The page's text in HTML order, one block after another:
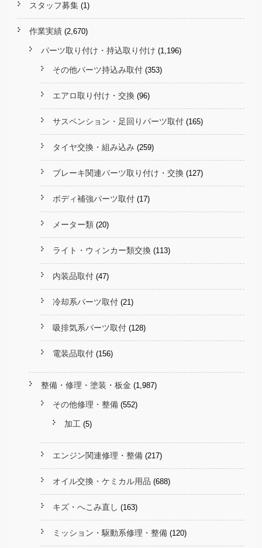
スタッフ募集 (1)
作業実績 (2,670)
パーツ取り付け・持込取り付け (1,196)
その他パーツ持込み取付 (353)
エアロ取り付け・交換 (96)
サスペンション・足回りパーツ取付 (165)
タイヤ交換・組み込み (259)
ブレーキ関連パーツ取り付け・交換 (127)
ボディ補強パーツ取付 (17)
メーター類 (20)
ライト・ウィンカー類交換 (113)
内装品取付 (47)
冷却系パーツ取付 (21)
吸排気系パーツ取付 (128)
電装品取付 (156)
整備・修理・塗装・板金 (1,987)
その他修理・整備 (552)
加工 (5)
エンジン関連修理・整備 (217)
オイル交換・ケミカル用品 (688)
キズ・へこみ直し (163)
ミッション・駆動系修理・整備 (120)